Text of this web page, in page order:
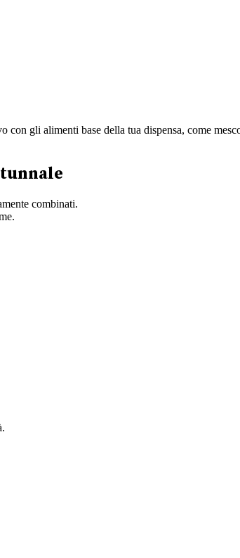
con gli alimenti base della tua dispensa, come
combinati.